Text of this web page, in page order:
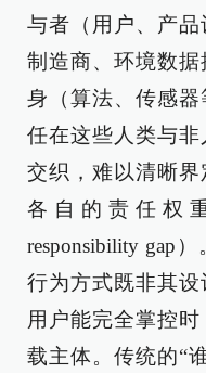
与者（用户、产
制造商、环境数
身（算法、传感
任在这些人类与非
交织，难以清晰
各自的责任权
responsibility gap
行为方式既非其
用户能完全掌控
载主体。传统的“